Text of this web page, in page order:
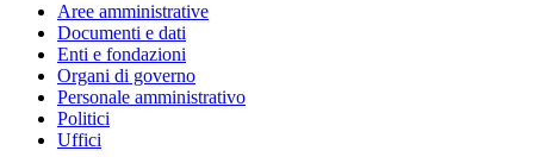
Aree amministrative
Documenti e dati
Enti e fondazioni
Organi di governo
Personale amministrativo
Politici
Uffici